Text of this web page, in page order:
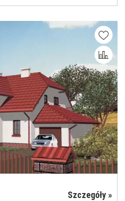
Szczegóły »